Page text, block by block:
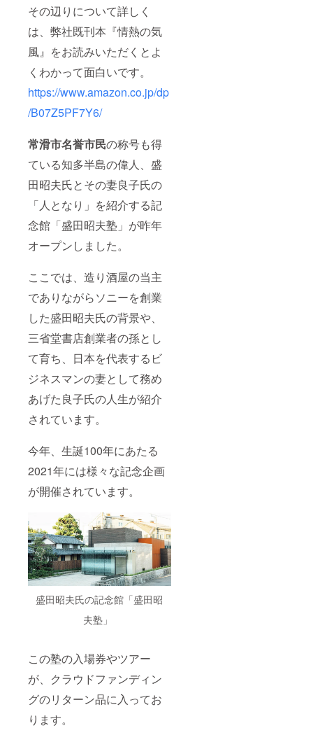
その辺りについて詳しく
は、弊社既刊本『情熱の気
風』をお読みいただくとよ
くわかって面白いです。
https://www.amazon.co.jp/dp
/B07Z5PF7Y6/
常滑市名誉市民の称号も得
ている知多半島の偉人、盛
田昭夫氏とその妻良子氏の
「人となり」を紹介する記
念館「盛田昭夫塾」が昨年
オープンしました。
ここでは、造り酒屋の当主
でありながらソニーを創業
した盛田昭夫氏の背景や、
三省堂書店創業者の孫とし
て育ち、日本を代表するビ
ジネスマンの妻として務め
あげた良子氏の人生が紹介
されています。
今年、生誕100年にあたる
2021年には様々な記念企画
が開催されています。
盛田昭夫氏の記念館「盛田昭
夫塾」
この塾の入場券やツアー
が、クラウドファンディン
グのリターン品に入ってお
ります。